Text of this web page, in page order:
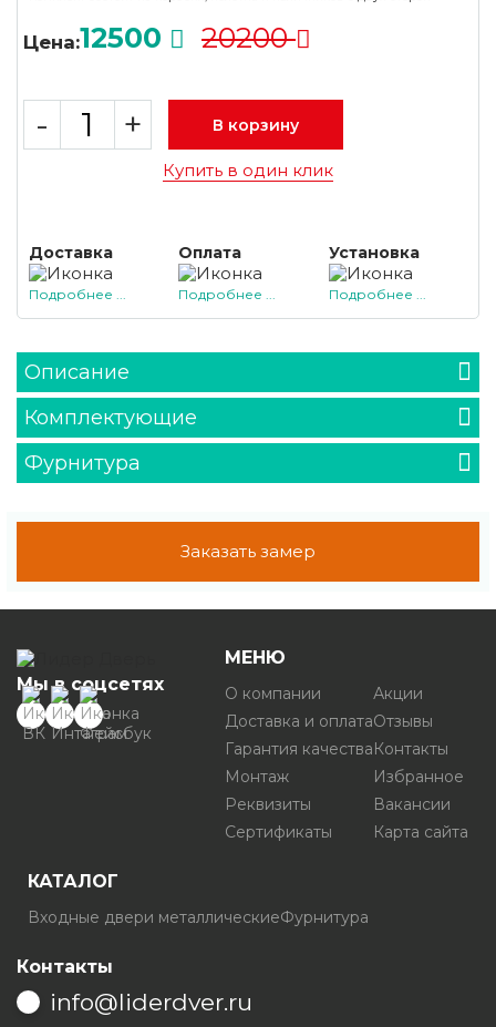
Цена:12500 20200
- + В корзину
Купить в один клик
Доставка
Подробнее ...
Оплата
Подробнее ...
Установка
Подробнее ...
Описание
Комплектующие
Фурнитура
Заказать замер
Мы в соцсетях
МЕНЮ
О компании
Доставка и оплата
Гарантия качества
Монтаж
Реквизиты
Сертификаты
Акции
Отзывы
Контакты
Избранное
Вакансии
Карта сайта
КАТАЛОГ
Входные двери металлическиеФурнитура
Контакты
info@liderdver.ru